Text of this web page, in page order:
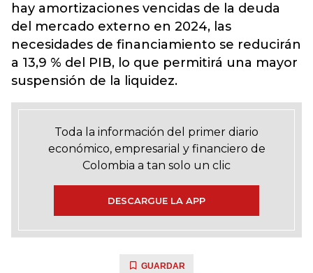
hay amortizaciones vencidas de la deuda
del mercado externo en 2024, las
necesidades de financiamiento se reducirán
a 13,9 % del PIB, lo que permitirá una mayor
suspensión de la liquidez.
Toda la información del primer diario
económico, empresarial y financiero de
Colombia a tan solo un clic
DESCARGUE LA APP
GUARDAR